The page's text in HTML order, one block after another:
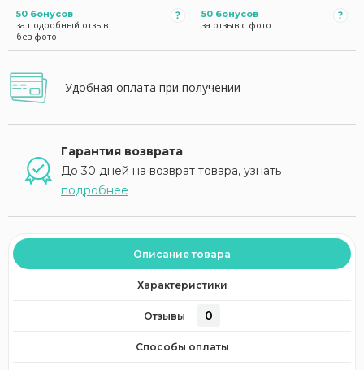
50 бонусов
за подробный отзыв
без фото
50 бонусов
за отзыв с фото
Удобная оплата при получении
Гарантия возврата
До 30 дней на возврат товара, узнать
подробнее
Описание товара
Характеристики
Отзывы 0
Способы оплаты